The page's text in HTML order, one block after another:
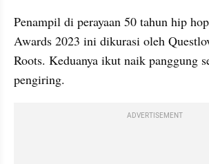
Penampil di perayaan 50 tahun hip
Awards 2023 ini dikurasi oleh
Roots. Keduanya ikut naik panggung
pengiring.
ADVERTISEMENT